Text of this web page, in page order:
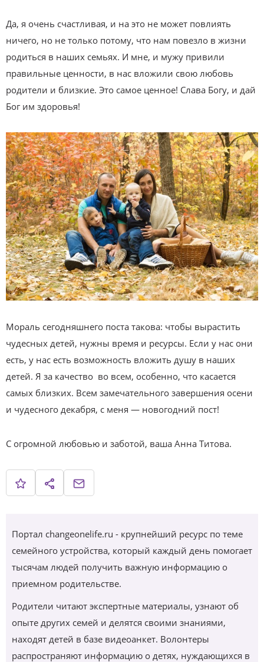
Да, я очень счастливая, и на это не может повлиять
ничего, но не только потому, что нам повезло в жизни
родиться в наших семьях. И мне, и мужу привили
правильные ценности, в нас вложили свою любовь
родители и близкие. Это самое ценное! Слава Богу, и дай
Бог им здоровья!
Мораль сегодняшнего поста такова: чтобы вырастить
чудесных детей, нужны время и ресурсы. Если у нас они
есть, у нас есть возможность вложить душу в наших
детей. Я за качество во всем, особенно, что касается
самых близких. Всем замечательного завершения осени
и чудесного декабря, с меня — новогодний пост!
С огромной любовью и заботой, ваша Анна Титова.
Портал changeonelife.ru - крупнейший ресурс по теме
семейного устройства, который каждый день помогает
тысячам людей получить важную информацию о
приемном родительстве.
Родители читают экспертные материалы, узнают об
опыте других семей и делятся своими знаниями,
находят детей в базе видеоанкет. Волонтеры
распространяют информацию о детях, нуждающихся в